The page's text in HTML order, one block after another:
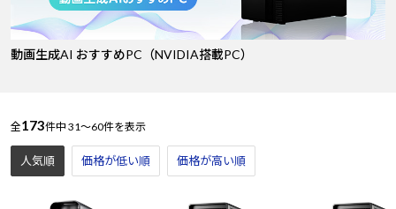
動画生成AI おすすめPC（NVIDIA搭載PC）
全173件中 31～60件を表示
人気順 価格が低い順 価格が高い順